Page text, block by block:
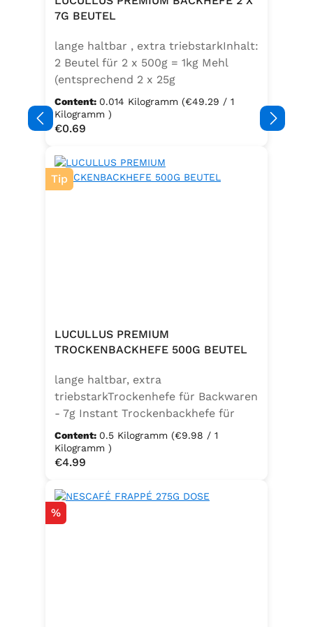
Speisefettsäuren, Folsäure,
Sellerie enthalten.
7G BEUTEL
lange haltbar , extra triebstarkInhalt:
2 Beutel für 2 x 500g = 1kg Mehl
(entsprechend 2 x 25g
Frischhefe)Zutaten: Trockenbackhefe
, Emulgator E491 (Unter
Schutzatmosphäre verpackt)
Content: 0.014 Kilogramm (€49.29 / 1
Kilogramm )
Regular price:
€0.69
Tip
LUCULLUS PREMIUM
TROCKENBACKHEFE 500G BEUTEL
lange haltbar, extra
triebstarkTrockenhefe für Backwaren
- 7g Instant Trockenbackhefe für
500g Weizenmehl, entspricht 25g
FrischhefeZutaten: Trockenbackhefe,
Emulgator Sorbitanmonostearat
Content: 0.5 Kilogramm (€9.98 / 1
Kilogramm )
Regular price:
€4.99
Discount
%